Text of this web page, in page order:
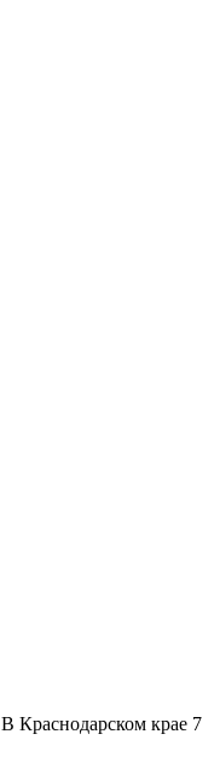
В Краснодарском крае 7